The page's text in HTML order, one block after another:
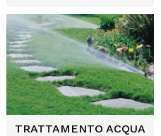
TRATTAMENTO ACQUA